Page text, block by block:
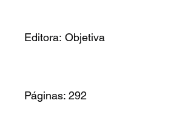
Editora: Objetiva
Páginas: 292